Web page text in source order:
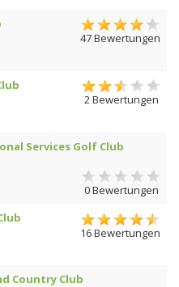
47 Bewertungen
2 Bewertungen
Services Golf Club
0 Bewertungen
16 Bewertungen
Country Club